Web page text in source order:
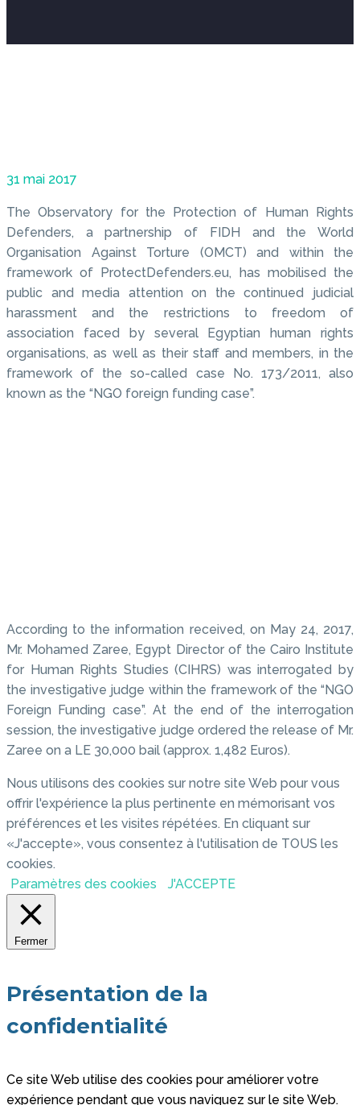
31 mai 2017
The Observatory for the Protection of Human Rights
Defenders, a partnership of FIDH and the World
Organisation Against Torture (OMCT) and within the
framework of ProtectDefenders.eu, has mobilised the
public and media attention on the continued judicial
harassment and the restrictions to freedom of
association faced by several Egyptian human rights
organisations, as well as their staff and members, in the
framework of the so-called case No. 173/2011, also
known as the “NGO foreign funding case”.
According to the information received, on May 24, 2017,
Mr. Mohamed Zaree, Egypt Director of the Cairo Institute
for Human Rights Studies (CIHRS) was interrogated by
the investigative judge within the framework of the “NGO
Foreign Funding case”. At the end of the interrogation
session, the investigative judge ordered the release of Mr.
Zaree on a LE 30,000 bail (approx. 1,482 Euros).
Nous utilisons des cookies sur notre site Web pour vous
offrir l'expérience la plus pertinente en mémorisant vos
préférences et les visites répétées. En cliquant sur
«J'accepte», vous consentez à l'utilisation de TOUS les
cookies.
Paramètres des cookies
J'ACCEPTE
Fermer
Présentation de la
confidentialité
Ce site Web utilise des cookies pour améliorer votre
expérience pendant que vous naviguez sur le site Web.